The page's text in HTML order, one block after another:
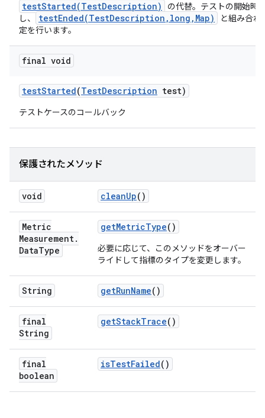
testStarted(TestDescription)
の代替。テストの開始時
し、
testEnded(TestDescription,long,Map)
と組み合わ
定を行います。
final void
testStarted(TestDescription test)
テストケースのコールバック
保護されたメソッド
void cleanUp()
Metric
Measurement.
DataType
getMetricType()
必要に応じて、このメソッドをオーバー
ライドして指標のタイプを変更します。
String getRunName()
final
String
getStackTrace()
final
boolean
isTestFailed()